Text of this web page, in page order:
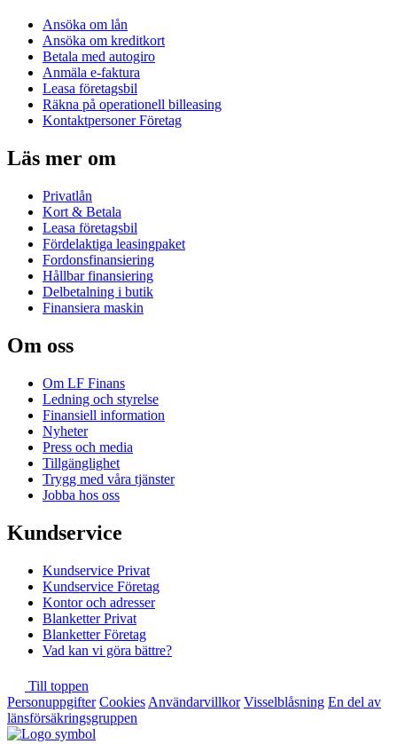
Ansöka om lån
Ansöka om kreditkort
Betala med autogiro
Anmäla e-faktura
Leasa företagsbil
Räkna på operationell billeasing
Kontaktpersoner Företag
Läs mer om
Privatlån
Kort & Betala
Leasa företagsbil
Fördelaktiga leasingpaket
Fordonsfinansiering
Hållbar finansiering
Delbetalning i butik
Finansiera maskin
Om oss
Om LF Finans
Ledning och styrelse
Finansiell information
Nyheter
Press och media
Tillgänglighet
Trygg med våra tjänster
Jobba hos oss
Kundservice
Kundservice Privat
Kundservice Företag
Kontor och adresser
Blanketter Privat
Blanketter Företag
Vad kan vi göra bättre?
Till toppen
Personuppgifter Cookies Användarvillkor Visselblåsning En del av
länsförsäkringsgruppen